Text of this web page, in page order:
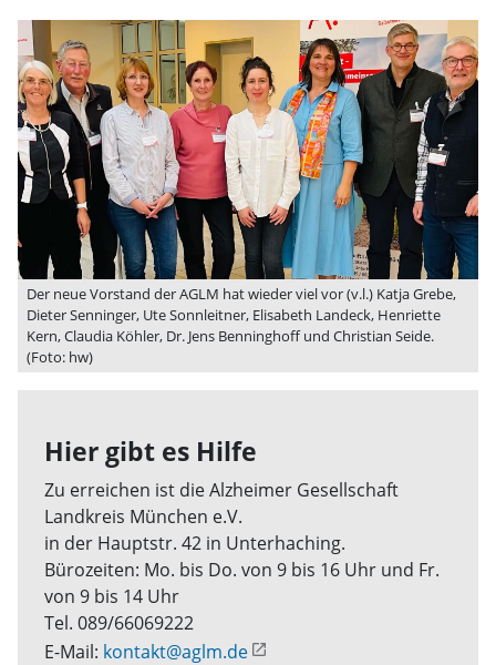
Der neue Vorstand der AGLM hat wieder viel vor (v.l.) Katja Grebe,
Dieter Senninger, Ute Sonnleitner, Elisabeth Landeck, Henriette
Kern, Claudia Köhler, Dr. Jens Benninghoff und Christian Seide.
(Foto: hw)
Hier gibt es Hilfe
Zu erreichen ist die Alzheimer Gesellschaft
Landkreis München e.V.
in der Hauptstr. 42 in Unterhaching.
Bürozeiten: Mo. bis Do. von 9 bis 16 Uhr und Fr.
von 9 bis 14 Uhr
Tel. 089/66069222
E-Mail: kontakt@aglm.de